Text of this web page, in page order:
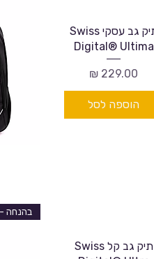
תיק גב עסקי Swiss
Digital® Ultima
מחיר
הוספה לסל
תיק גב קל Swiss